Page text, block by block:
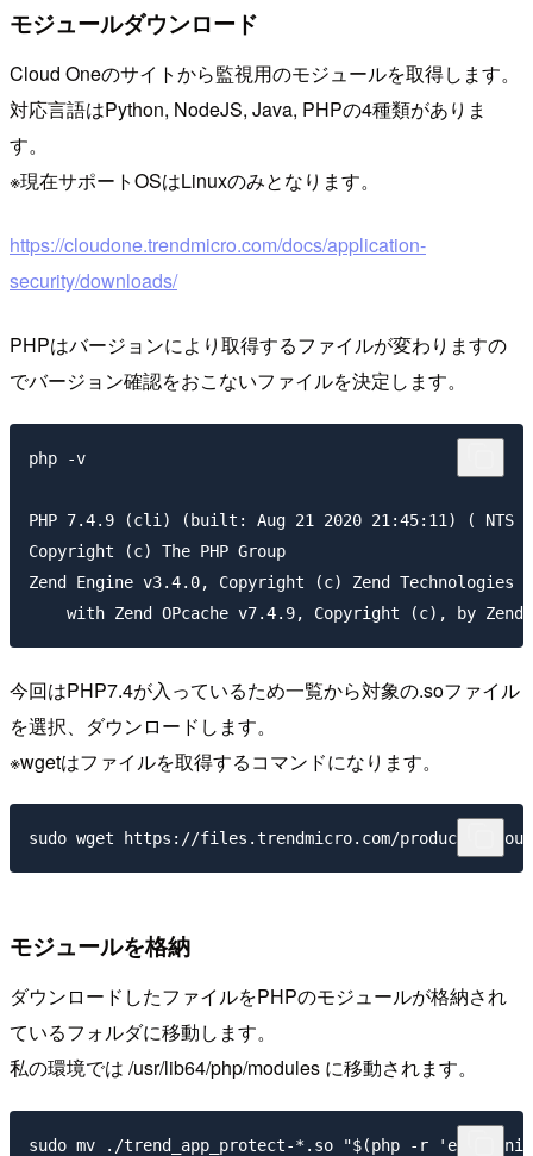
モジュールダウンロード
Cloud Oneのサイトから監視用のモジュールを取得します。
対応言語はPython, NodeJS, Java, PHPの4種類がありま
す。
※現在サポートOSはLinuxのみとなります。
https://cloudone.trendmicro.com/docs/application-
security/downloads/
PHPはバージョンにより取得するファイルが変わりますの
でバージョン確認をおこないファイルを決定します。
php -v
PHP 7.4.9 (cli) (built: Aug 21 2020 21:45:11) ( NTS )
Copyright (c) The PHP Group
Zend Engine v3.4.0, Copyright (c) Zend Technologies
今回はPHP7.4が入っているため一覧から対象の.soファイル
を選択、ダウンロードします。
※wgetはファイルを取得するコマンドになります。
モジュールを格納
ダウンロードしたファイルをPHPのモジュールが格納され
ているフォルダに移動します。
私の環境では /usr/lib64/php/modules に移動されます。